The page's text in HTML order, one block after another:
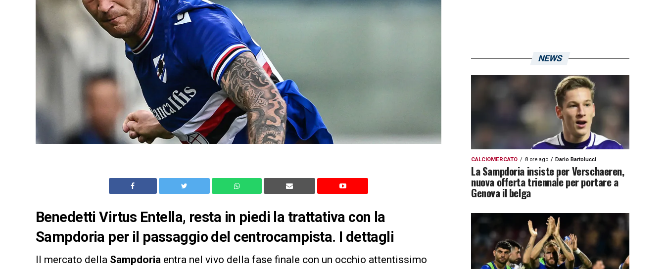
Benedetti Virtus Entella, resta in piedi la trattativa con la
Sampdoria per il passaggio del centrocampista. I dettagli
Il mercato della Sampdoria entra nel vivo della fase finale con un occhio attentissimo
NEWS
CALCIOMERCATO 8 ore ago Dario Bartolucci
La Sampdoria insiste per Verschaeren,
nuova offerta triennale per portare a
Genova il belga